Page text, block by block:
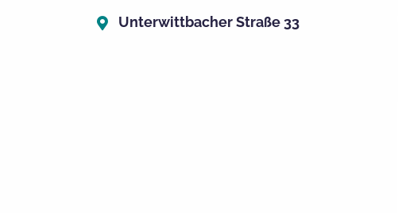
Unterwittbacher Straße 33